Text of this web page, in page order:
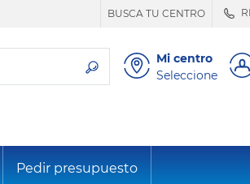
BUSCA TU CENTRO
Mi centro
Seleccione
Pedir presupuesto